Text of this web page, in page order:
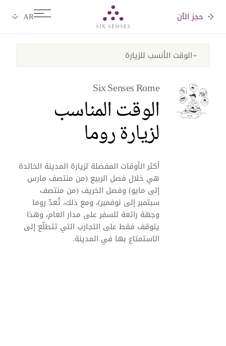
حجز الآن
Six Senses Rome
الوقت المناسب
لزيارة روما
أكثر الأوقات المفضلة لزيارة المدينة الخالدة
هي خلال فصل الربيع (من منتصف مارس
إلى مايو) وفصل الخريف (من منتصف
سبتمبر إلى نوفمبر)، ومع ذلك، تُعدّ روما
وجهة رائعة للسفر على مدار العام، وهذا
يتوقف فقط على التجارب التي تتطلّع إلى
الاستمتاع بها في المدينة.